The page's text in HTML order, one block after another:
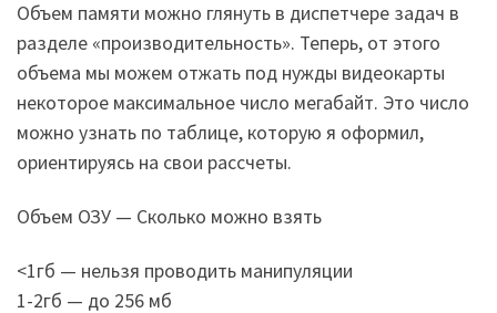
Объем памяти можно глянуть в диспетчере задач в
разделе «производительность». Теперь, от этого
объема мы можем отжать под нужды видеокарты
некоторое максимальное число мегабайт. Это число
можно узнать по таблице, которую я оформил,
ориентируясь на свои рассчеты.
Объем ОЗУ — Сколько можно взять
<1гб — нельзя проводить манипуляции
1-2гб — до 256 мб